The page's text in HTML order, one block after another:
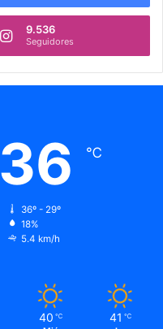
9.536
Seguidores
36 ℃
36º - 29º
18%
5.4 km/h
40 ℃ 41 ℃